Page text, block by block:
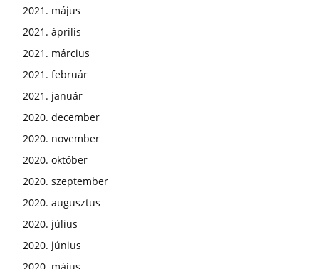
2021. május
2021. április
2021. március
2021. február
2021. január
2020. december
2020. november
2020. október
2020. szeptember
2020. augusztus
2020. július
2020. június